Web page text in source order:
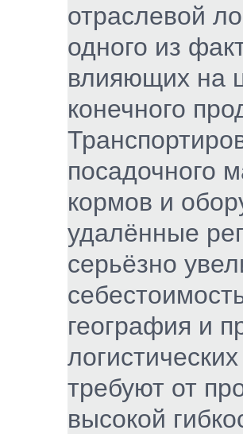
отраслевой
одного из
влияющих на
конечного
посадочного
кормов и
удалённые
серьёзно
география и
требуют от
высокой